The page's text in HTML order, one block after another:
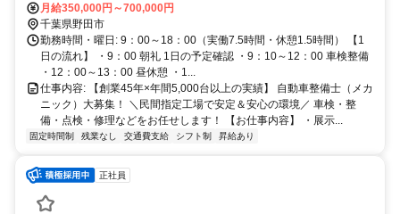
徒歩15分 ・常磐自動車道柏インターから5分の位置 ・車、バイク通
勤可能（無料の社員駐車場完備） ・柏、流山、印西、春日部、坂
東、守谷、取手、越谷、松伏からも通勤可
月給350,000円～700,000円
千葉県野田市
勤務時間・曜日: 9：00～18：00（実働7.5時間・休憩1.5時間） 【1
日の流れ】 ・9：00 朝礼 1日の予定確認 ・9：10～12：00 車検整備
・12：00～13：00 昼休憩 ・1...
仕事内容: 【創業45年×年間5,000台以上の実績】 自動車整備士（メカ
ニック）大募集！ ＼民間指定工場で安定＆安心の環境／ 車検・整
備・点検・修理などをお任せします！ 【お仕事内容】 ・展示...
固定時間制 残業なし 交通費支給 シフト制 昇給あり
正社員